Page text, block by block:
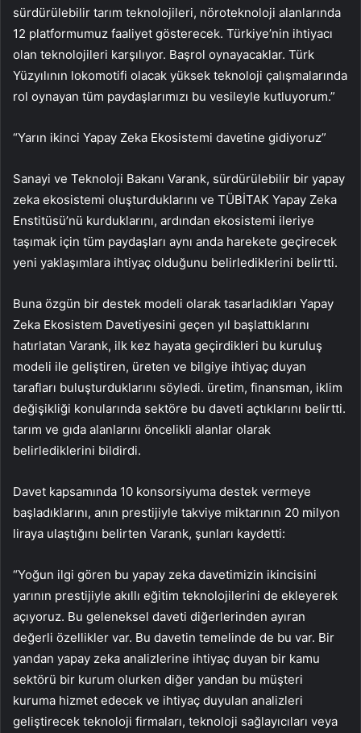
sürdürülebilir tarım teknolojileri, nöroteknoloji alanlarında
12 platformumuz faaliyet gösterecek. Türkiye’nin ihtiyacı
olan teknolojileri karşılıyor. Başrol oynayacaklar. Türk
Yüzyılının lokomotifi olacak yüksek teknoloji çalışmalarında
rol oynayan tüm paydaşlarımızı bu vesileyle kutluyorum.”
“Yarın ikinci Yapay Zeka Ekosistemi davetine gidiyoruz”
Sanayi ve Teknoloji Bakanı Varank, sürdürülebilir bir yapay
zeka ekosistemi oluşturduklarını ve TÜBİTAK Yapay Zeka
Enstitüsü’nü kurduklarını, ardından ekosistemi ileriye
taşımak için tüm paydaşları aynı anda harekete geçirecek
yeni yaklaşımlara ihtiyaç olduğunu belirlediklerini belirtti.
Buna özgün bir destek modeli olarak tasarladıkları Yapay
Zeka Ekosistem Davetiyesini geçen yıl başlattıklarını
hatırlatan Varank, ilk kez hayata geçirdikleri bu kuruluş
modeli ile geliştiren, üreten ve bilgiye ihtiyaç duyan
tarafları buluşturduklarını söyledi. üretim, finansman, iklim
değişikliği konularında sektöre bu daveti açtıklarını belirtti.
tarım ve gıda alanlarını öncelikli alanlar olarak
belirlediklerini bildirdi.
Davet kapsamında 10 konsorsiyuma destek vermeye
başladıklarını, anın prestijiyle takviye miktarının 20 milyon
liraya ulaştığını belirten Varank, şunları kaydetti:
“Yoğun ilgi gören bu yapay zeka davetimizin ikincisini
yarının prestijiyle akıllı eğitim teknolojilerini de ekleyerek
açıyoruz. Bu geleneksel daveti diğerlerinden ayıran
değerli özellikler var. Bu davetin temelinde de bu var. Bir
yandan yapay zeka analizlerine ihtiyaç duyan bir kamu
sektörü bir kurum olurken diğer yandan bu müşteri
kuruma hizmet edecek ve ihtiyaç duyulan analizleri
geliştirecek teknoloji firmaları, teknoloji sağlayıcıları veya